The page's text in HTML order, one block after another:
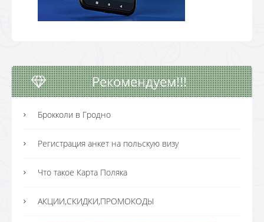
Рекомендуем!!!
Брокколи в Гродно
Регистрация анкет на польскую визу
Что такое Карта Поляка
АКЦИИ,СКИДКИ,ПРОМОКОДЫ